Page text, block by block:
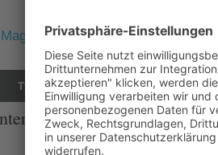
Twitter LinkedIn